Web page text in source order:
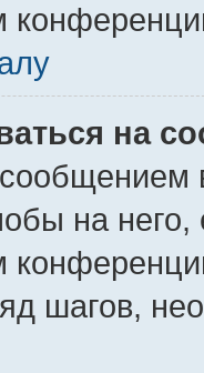
на
на
шагов,